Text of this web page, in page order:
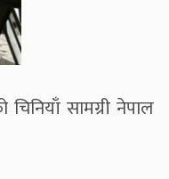
सामग्री नेपाल